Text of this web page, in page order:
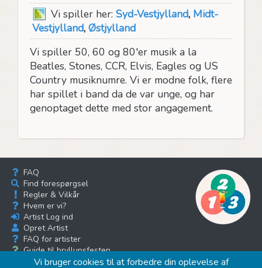
Vi spiller her: Syd-Vestjylland, Midt-
Vestjylland, Østjylland
Vi spiller 50, 60 og 80'er musik a la
Beatles, Stones, CCR, Elvis, Eagles og US
Country musiknumre. Vi er modne folk, flere
har spillet i band da de var unge, og har
genoptaget dette med stor angagement.
FAQ
Find forespørgsel
Regler & Vilkår
Hvem er vi?
Guide til bryllupsfesten
Musik bloggen
Artist Log ind
Opret Artist
FAQ for artister
Vi bruger cookies til at forbedre din oplevelse af